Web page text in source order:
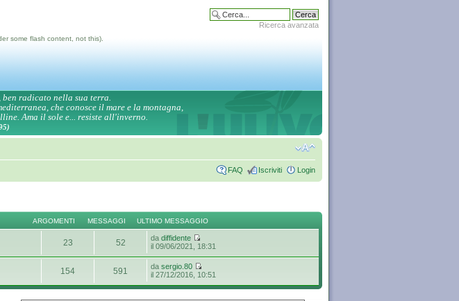
Ricerca avanzata
some flash content, not this).
radicato nella sua terra.
che conosce il mare e la montagna,
Ama il sole e... resiste all'inverno.
FAQ Iscriviti Login
ARGOMENTI MESSAGGI ULTIMO MESSAGGIO
23 52 dadiffidente
il 09/06/2021, 18:31
154 591 dasergio.80
il 27/12/2016, 10:51